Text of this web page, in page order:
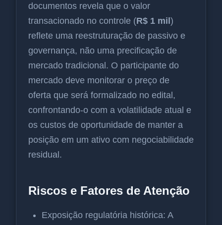
documentos revela que o valor
transacionado no controle (R$ 1 mil)
reflete uma reestruturação de passivo e
governança, não uma precificação de
mercado tradicional. O participante do
mercado deve monitorar o preço de
oferta que será formalizado no edital,
confrontando-o com a volatilidade atual e
os custos de oportunidade de manter a
posição em um ativo com negociabilidade
residual.
Riscos e Fatores de Atenção
Exposição regulatória histórica: A